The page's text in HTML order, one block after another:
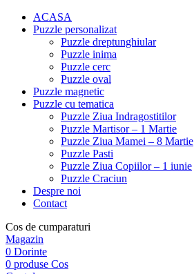
ACASA
Puzzle personalizat
Puzzle dreptunghiular
Puzzle inima
Puzzle cerc
Puzzle oval
Puzzle magnetic
Puzzle cu tematica
Puzzle Ziua Indragostitilor
Puzzle Martisor – 1 Martie
Puzzle Ziua Mamei – 8 Martie
Puzzle Pasti
Puzzle Ziua Copiilor – 1 iunie
Puzzle Craciun
Despre noi
Contact
Cos de cumparaturi
Magazin
0 Dorinte
0 produse Cos